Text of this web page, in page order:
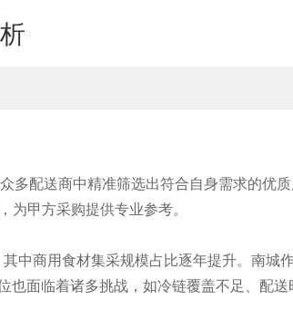
多配送商中精准筛选出符合自身需求的优
为甲方采购提供专业参考。
中商用食材集采规模占比逐年提升。南城
也面临着诸多挑战，如冷链覆盖不足、配送